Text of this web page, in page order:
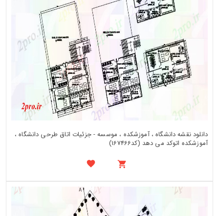
دانلود نقشه دانشگاه ، آموزشکده ، موسسه - جزئیات اتاق طرحی دانشگاه ،
آموزشکده اتوکد می دهد (کد167466)